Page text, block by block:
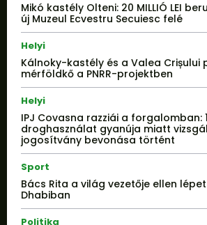
Mikó kastély Olteni: 20 MILLIÓ LEI
új Muzeul Ecvestru Secuiesc felé
Helyi
Kálnoky-kastély és a Valea Crișului
mérföldkő a PNRR-projektben
Helyi
IPJ Covasna razziái a forgalomban:
droghasználat gyanúja miatt
jogosítvány bevonása történt
Sport
Bács Rita a világ vezetője ellen
Dhabiban
Politika